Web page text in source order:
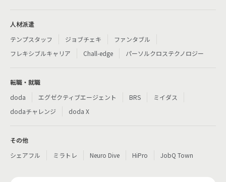
人材派遣
テンプスタッフ
ジョブチェキ
ファンタブル
フレキシブルキャリア
Chall-edge パーソルクロステクノロジー
転職・就職
doda
エグゼクティブエージェント BRS
ミイダス
dodaチャレンジ
doda X
その他
シェアフル
ミラトレ Neuro Dive HiPro JobQ Town